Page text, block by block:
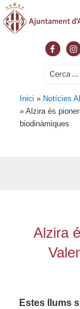
Cerca:
Inici » Notícies
»Alzira és
biodinàmiques
Alzira
Estes llums